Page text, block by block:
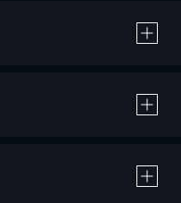
による作品の購入 / レンタルです。
タルは、20％のポイント還元です。